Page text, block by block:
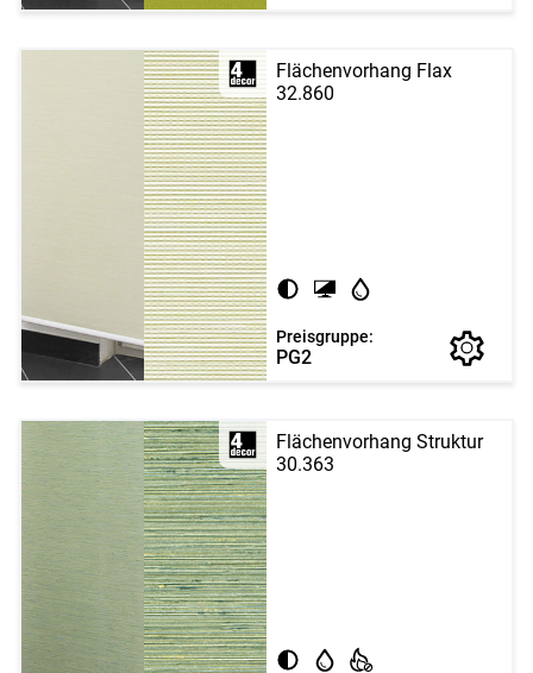
Flächenvorhang Flax
32.860
Preisgruppe:
PG2
Flächenvorhang Struktur
30.363